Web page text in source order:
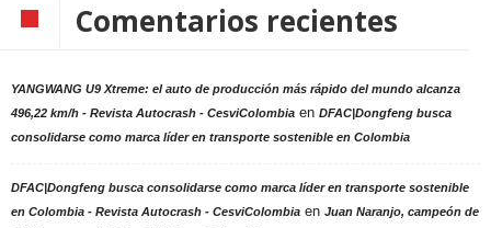
Comentarios recientes
YANGWANG U9 Xtreme: el auto de producción más rápido del mundo alcanza
496,22 km/h - Revista Autocrash - CesviColombia en DFAC|Dongfeng busca
consolidarse como marca líder en transporte sostenible en Colombia
DFAC|Dongfeng busca consolidarse como marca líder en transporte sostenible
en Colombia - Revista Autocrash - CesviColombia en Juan Naranjo, campeón de